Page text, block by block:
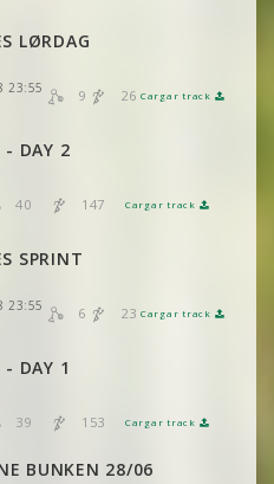
LØRDAG
23:55 9 26 Cargar track
- DAY 2
40 147 Cargar track
SPRINT
23:55 6 23 Cargar track
- DAY 1
39 153 Cargar track
BUNKEN 28/06